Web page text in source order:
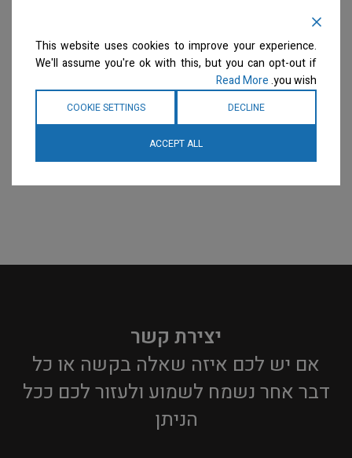
המקלחת שרוול ארוך
ירוק/שחור
בגדי עבודה
המחיר ייחשף רק לבעלי
מספרות רשומיםצרו קשר
למידע נוסף
בגדי עבודה
המחיר ייחשף רק לבעלי
למידע נוסף
יצירת קשר
אם יש לכם איזה שאלה בקשה או כל
דבר אחר נשמח לשמוע ולעזור לכם ככל
הניתן​
This website uses cookies to improve your experience.
We'll assume you're ok with this, but you can opt-out if
you wish.
Read More
DECLINE
COOKIE SETTINGS
ACCEPT ALL